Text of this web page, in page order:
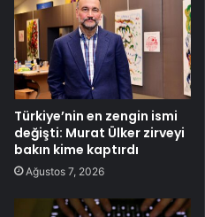
Türkiye’nin en zengin ismi
değişti: Murat Ülker zirveyi
bakın kime kaptırdı
Ağustos 7, 2026